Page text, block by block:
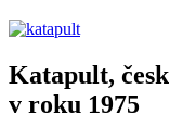
Katapult,
v roku 1975